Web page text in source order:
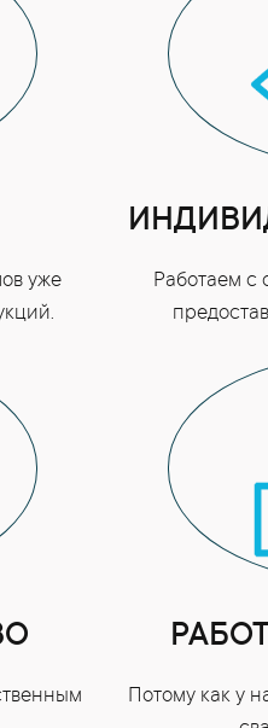
уже
Работаем
Потому как у